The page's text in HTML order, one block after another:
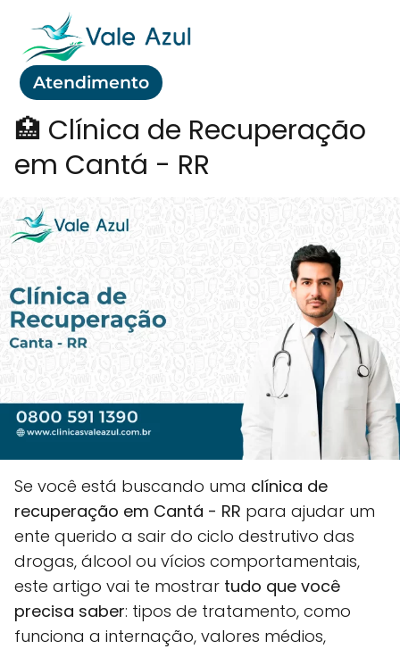
Atendimento
🏥 Clínica de Recuperação
em Cantá - RR
Se você está buscando uma clínica de
recuperação em Cantá - RR para ajudar um
ente querido a sair do ciclo destrutivo das
drogas, álcool ou vícios comportamentais,
este artigo vai te mostrar tudo que você
precisa saber: tipos de tratamento, como
funciona a internação, valores médios,